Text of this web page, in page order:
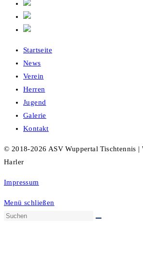
Startseite
News
Verein
Herren
Jugend
Galerie
Kontakt
© 2018-2026 ASV Wuppertal Tischtennis |
Harler
Impressum
Menü schließen